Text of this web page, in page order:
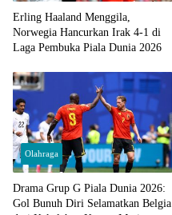
Erling Haaland Menggila,
Norwegia Hancurkan Irak 4-1 di
Laga Pembuka Piala Dunia 2026
Olahraga
Drama Grup G Piala Dunia 2026:
Gol Bunuh Diri Selamatkan Belgia